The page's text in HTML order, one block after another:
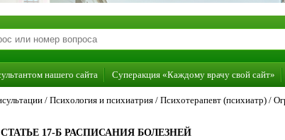
нашего сайта Суперакция «Каждому врачу свой сайт»
/ Психология и психиатрия / Психотерапевт (психиатр) /
17-Б РАСПИСАНИЯ БОЛЕЗНЕЙ